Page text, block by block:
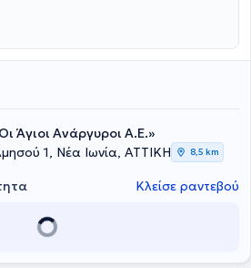
Άγιοι Ανάργυροι Α.Ε.»
1, Νέα Ιωνία, ΑΤΤΙΚΗ
8,5 km
Κλείσε ραντεβού